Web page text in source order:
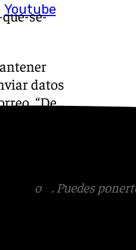
Youtube
se-
datos
“De
o
. Puedes